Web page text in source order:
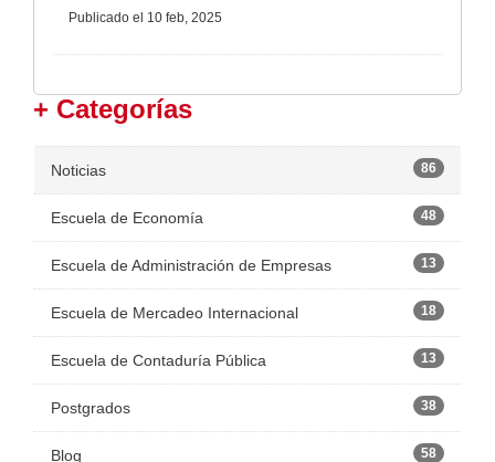
Publicado el 10 feb, 2025
+ Categorías
Noticias 86
Escuela de Economía 48
Escuela de Administración de Empresas 13
Escuela de Mercadeo Internacional 18
Escuela de Contaduría Pública 13
Postgrados 38
Blog 58